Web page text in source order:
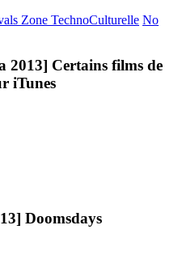
Zone TechnoCulturelle No
2013] Certains films de
iTunes
Doomsdays